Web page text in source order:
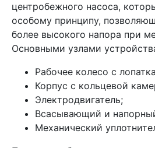
центробежного насоса,
особому принципу,
более высокого напора при
Основными узлами
Рабочее колесо с
Корпус с кольцевой
Электродвигатель;
Всасывающий и
Механический